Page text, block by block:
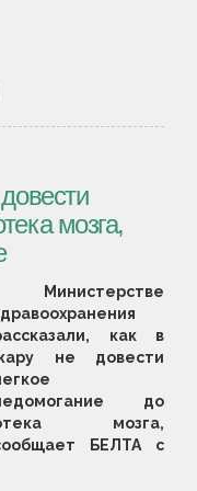
мозга,
Министерстве
как в
не довести
до
мозга,
БЕЛТА с